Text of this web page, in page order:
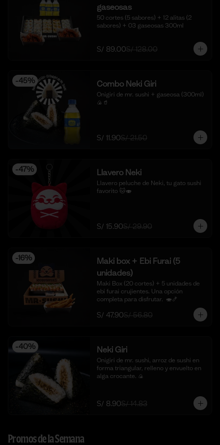
gaseosas
50 cortes (5 sabores) + 12 alitas (2
sabores) + 03 gaseosas 300ml
S/ 89.00S/ 128.00
-45% Combo Neki Giri
Onigiri de mr. sushi + gaseosa (300ml)
🍙🥤
S/ 11.90S/ 21.50
-47% Llavero Neki
Llavero peluche de Neki, tu gato sushi
favorito 🐱🍣
S/ 15.90S/ 29.90
-16%
Maki box + Ebi Furai (5
unidades)
Maki Box (20 cortes) + 5 unidades de
ebi furai crujientes. Una opción
completa para disfrutar.  🍣🍤
S/ 47.90S/ 56.80
-40% Neki Giri
Onigiri de mr. sushi, arroz de sushi en
forma triangular, relleno y envuelto en
alga crocante. 🍙
S/ 8.90S/ 14.83
Promos de la Semana